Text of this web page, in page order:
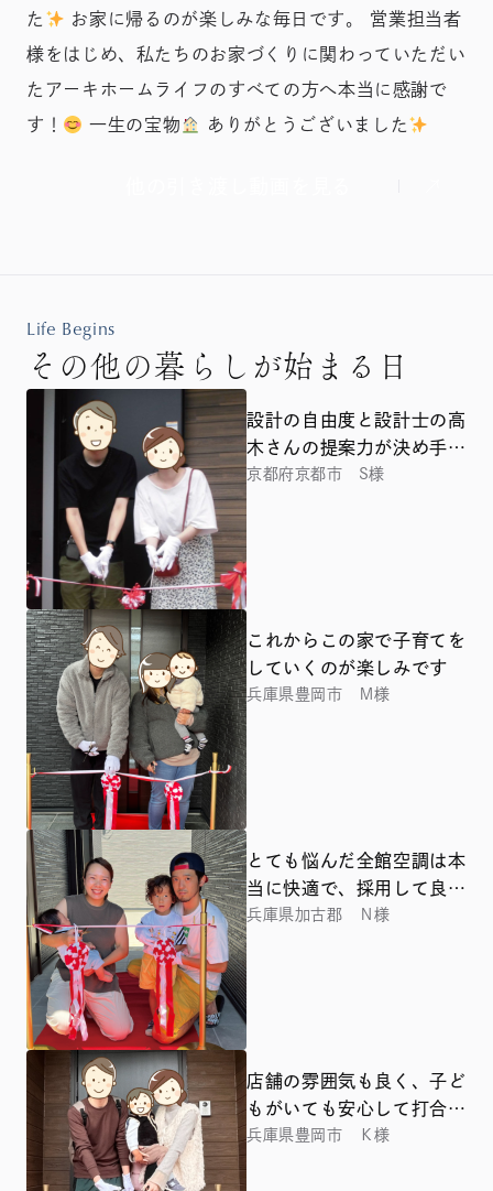
た
お家に帰るのが楽しみな毎日です。 営業担当者
様をはじめ、私たちのお家づくりに関わっていただい
たアーキホームライフのすべての方へ本当に感謝で
す！
一生の宝物 ありがとうございました
Life Begins
その他の暮らしが始まる日
設計の自由度と設計士の高
木さんの提案力が決め手と
なりました
京都府京都市 S様
これからこの家で子育てを
していくのが楽しみです
兵庫県豊岡市 Ｍ様
とても悩んだ全館空調は本
当に快適で、採用して良か
ったと思っています
兵庫県加古郡 Ｎ様
店舗の雰囲気も良く、子ど
もがいても安心して打合せ
をすることができました
兵庫県豊岡市 Ｋ様